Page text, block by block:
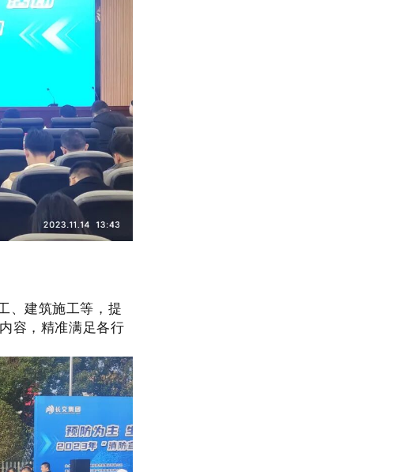
、建筑施工等，提
容，精准满足各行